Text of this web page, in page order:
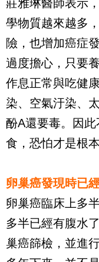
莊雅琳醫師表示
學物質越來越多
險，也增加癌症
過度擔心，只要
作息正常與吃健
染、空氣汙染、
酚A還要毒。因
食，恐怕才是根本
卵巢癌發現時已
卵巢癌臨床上多
多半已經有腹水
巢癌篩檢，並進